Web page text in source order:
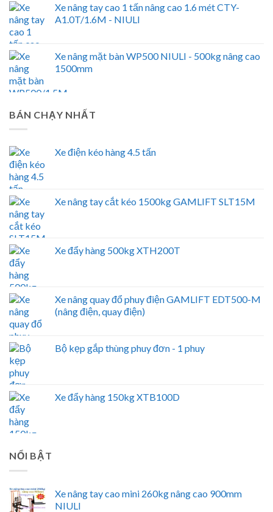
Xe nâng tay cao 1 tấn nâng cao 1.6 mét CTY-
A1.0T/1.6M - NIULI
Xe nâng mặt bàn WP500 NIULI - 500kg nâng cao
1500mm
BÁN CHẠY NHẤT
Xe điện kéo hàng 4.5 tấn
Xe nâng tay cắt kéo 1500kg GAMLIFT SLT15M
Xe đẩy hàng 500kg XTH200T
Xe nâng quay đổ phuy điện GAMLIFT EDT500-M
(nâng điện, quay điện)
Bộ kẹp gắp thùng phuy đơn - 1 phuy
Xe đẩy hàng 150kg XTB100D
NỔI BẬT
Xe nâng tay cao mini 260kg nâng cao 900mm
NIULI